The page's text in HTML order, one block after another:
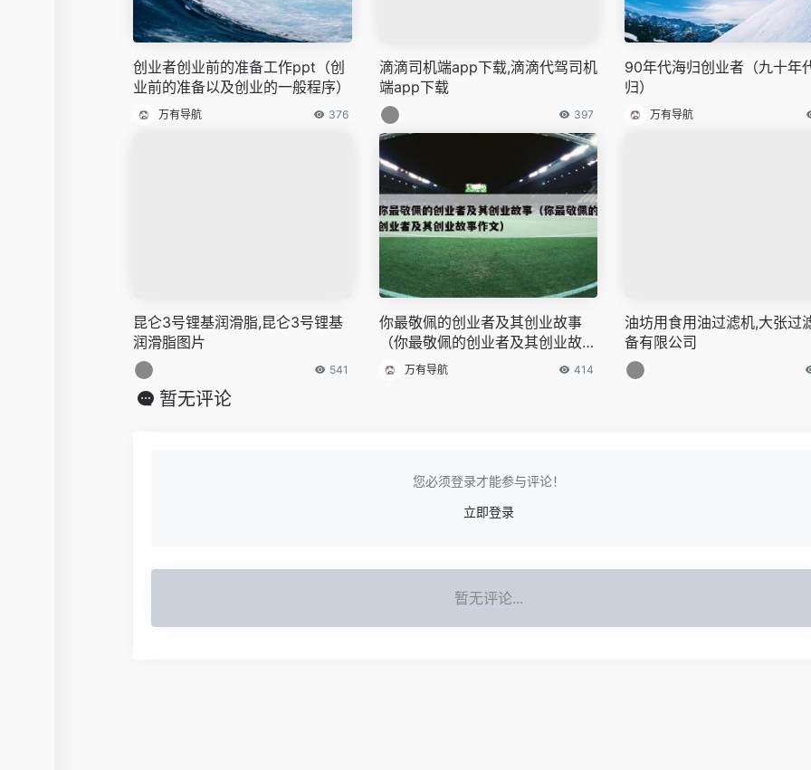
创业者创业前的准备工作ppt（创
业前的准备以及创业的一般程序）
万有导航 376
滴滴司机端app下载,滴滴代驾司机
端app下载
397
90年代海归创业者（九十年
归）
万有导航
昆仑3号锂基润滑脂,昆仑3号锂基
润滑脂图片
541
你最敬佩的创业者及其创业故事
（你最敬佩的创业者及其创业故事
作文）万有导航 414
油坊用食用油过滤机,大张过
备有限公司
暂无评论
您必须登录才能参与评论！
立即登录
暂无评论...